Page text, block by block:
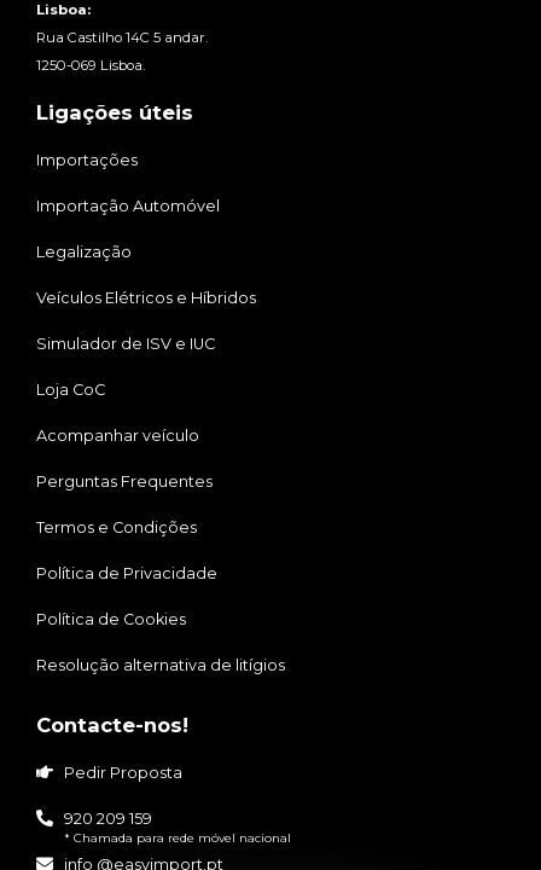
Lisboa:
Rua Castilho 14C 5 andar.
1250-069 Lisboa.
Ligações úteis
Importações
Importação Automóvel
Legalização
Veículos Elétricos e Híbridos
Simulador de ISV e IUC
Loja CoC
Acompanhar veículo
Perguntas Frequentes
Termos e Condições
Política de Privacidade
Política de Cookies
Resolução alternativa de litígios
Contacte-nos!
Pedir Proposta
920 209 159
* Chamada para rede móvel nacional
info @easyimport.pt